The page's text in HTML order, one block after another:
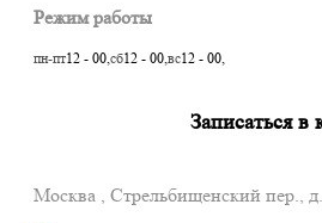
Режим работы
пн-пт12 - 00,сб12 - 00,вс12 - 00,
Записаться в
Москва , Стрельбищенский пер.,